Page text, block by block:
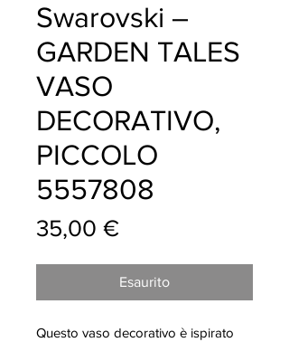
Swarovski –
GARDEN TALES
VASO
DECORATIVO,
PICCOLO
5557808
35,00 €Prezzo
Esaurito
Questo vaso decorativo è ispirato